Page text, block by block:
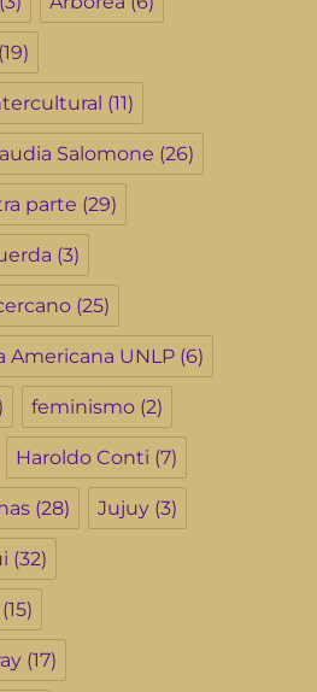
(19)
(11)
Salomone (26)
parte (29)
(3)
(25)
Americana UNLP (6)
feminismo (2)
Haroldo Conti (7)
(28) Jujuy (3)
(32)
(15)
(17)